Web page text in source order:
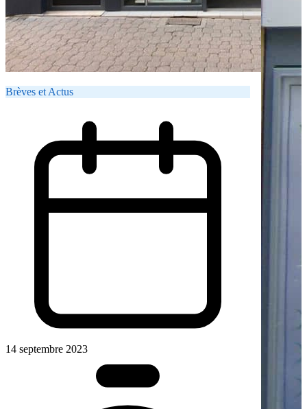
Brèves et Actus
14 septembre 2023